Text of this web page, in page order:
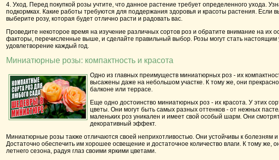
4. Уход. Перед покупкой розы учтите, что данное растение требует определенного ухода.
подкормках. Какие работы требуются для поддержания здоровья и красоты растения. Если
выберите розу, которая будет отлично расти и радовать вас.
Проведите некоторое время на изучение различных сортов роз и обратите внимание на их
факторы, перечисленные выше, и сделайте правильный выбор. Розы могут стать
удовлетворение каждый год.
Миниатюрные розы: компактность и красота
Одно из главных преимуществ миниатюрных роз - их
высажены даже на небольшом участке. К тому же, они
балконе или террасе.
Еще одно достоинство миниатюрных роз - их красота. У этих
цветы. Они могут быть самых разных оттенков - от нежных
маленьких роз уникален и имеет свой особый шарм. Они
декоративный эффект.
Миниатюрные розы также отличаются своей неприхотливостью. Они устойчивы к болезням и
Достаточно обеспечить им хорошее освещение и достаточное количество влаги. К тому же,
летнего сезона, радуя глаз своими яркими цветами.